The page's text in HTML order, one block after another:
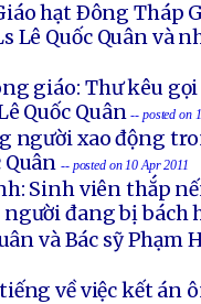
hạt Ðông Tháp
Lê Quốc Quân và
giáo: Thư kêu
Quốc Quân-- posted on
người xao động
Quân-- posted on 10 Apr 2011
Sinh viên thắp
người đang bị bách
và Bác sỹ Phạm
về việc kết án